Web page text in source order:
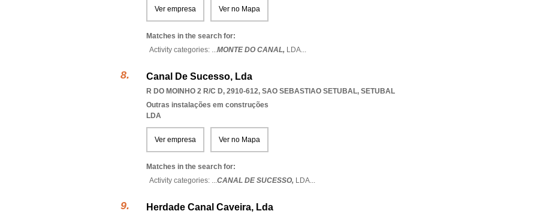
Ver empresa Ver no Mapa
Matches in the search for:
Activity categories: ...MONTE DO CANAL, LDA...
Canal De Sucesso, Lda
R DO MOINHO 2 R/C D, 2910-612, SAO SEBASTIAO SETUBAL, SETUBAL
Outras instalações em construções
LDA
Ver empresa Ver no Mapa
Matches in the search for:
Activity categories: ...CANAL DE SUCESSO, LDA...
Herdade Canal Caveira, Lda